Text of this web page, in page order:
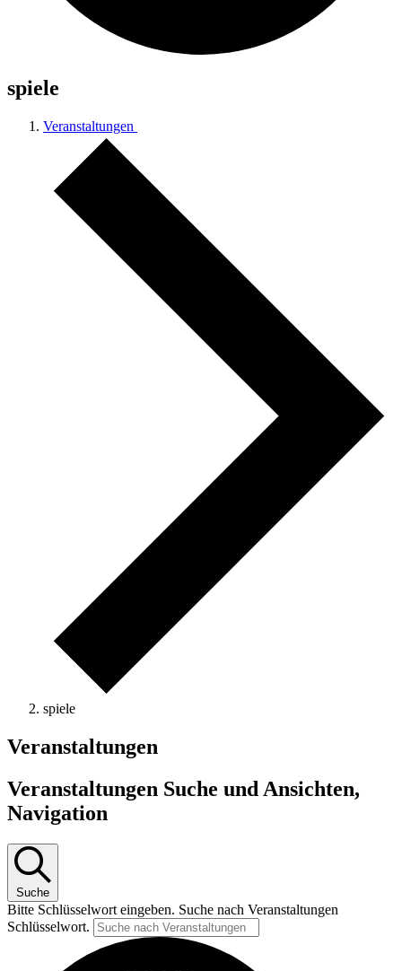
spiele
Veranstaltungen
spiele
Veranstaltungen
Veranstaltungen Suche und Ansichten,
Navigation
Suche
Bitte Schlüsselwort eingeben. Suche nach Veranstaltungen
Schlüsselwort.